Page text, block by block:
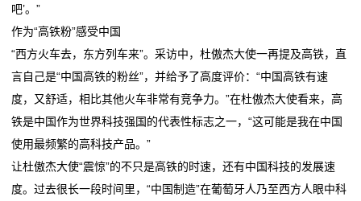
吧’。”
作为“高铁粉”感受中国
“西方火车去，东方列车来”。采访中，杜傲杰大使一再提及高铁，直
言自己是“中国高铁的粉丝”，并给予了高度评价：“中国高铁有速
度，又舒适，相比其他火车非常有竞争力。”在杜傲杰大使看来，高
铁是中国作为世界科技强国的代表性标志之一，“这可能是我在中国
使用最频繁的高科技产品。”
让杜傲杰大使“震惊”的不只是高铁的时速，还有中国科技的发展速
度。过去很长一段时间里，“中国制造”在葡萄牙人乃至西方人眼中科